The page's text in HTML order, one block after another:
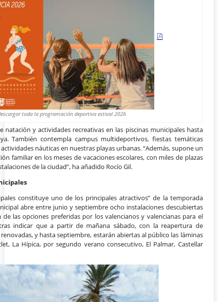
toda la programación deportiva estival 2026
natación y actividades recreativas en las piscinas municipales hasta
También contempla campus multideportivos, fiestas temáticas
náuticas en nuestras playas urbanas. “Además, supone un
familiar en los meses de vacaciones escolares, con miles de plazas
de la ciudad”, ha añadido Rocío Gil.
constituye uno de los principales atractivos” de la temporada
abre entre junio y septiembre ocho instalaciones descubiertas
las opciones preferidas por los valencianos y valencianas para el
indicar que a partir de mañana sábado, con la reapertura de
y hasta septiembre, estarán abiertas al público las láminas
La Hípica, por segundo verano consecutivo, El Palmar, Castellar